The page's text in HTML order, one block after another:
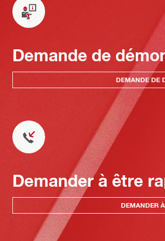
Demande de
DEMANDE DE
Demander à être
DEMANDER